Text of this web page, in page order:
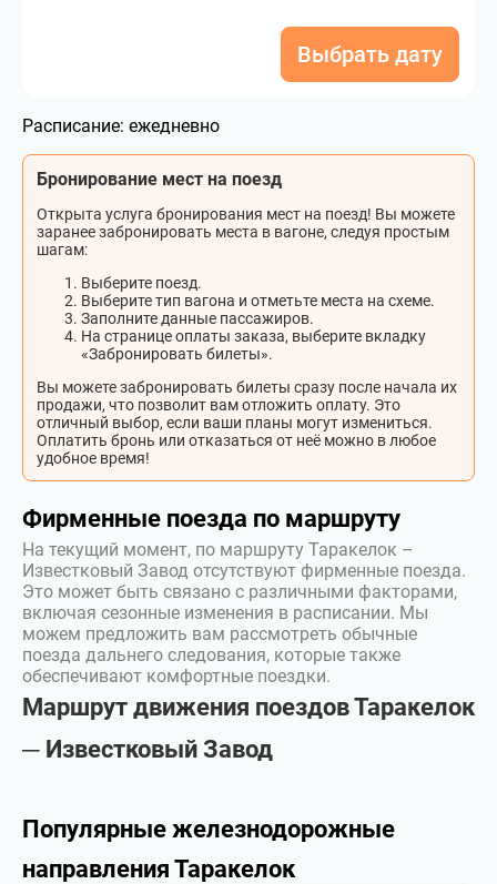
Выбрать дату
Расписание: ежедневно
Бронирование мест на поезд
Открыта услуга бронирования мест на поезд! Вы можете
заранее забронировать места в вагоне, следуя простым
шагам:
Выберите поезд.
Выберите тип вагона и отметьте места на схеме.
Заполните данные пассажиров.
На странице оплаты заказа, выберите вкладку
«Забронировать билеты».
Вы можете забронировать билеты сразу после начала их
продажи, что позволит вам отложить оплату. Это
отличный выбор, если ваши планы могут измениться.
Оплатить бронь или отказаться от неё можно в любое
удобное время!
Фирменные поезда по маршруту
На текущий момент, по маршруту Таракелок –
Известковый Завод отсутствуют фирменные поезда.
Это может быть связано с различными факторами,
включая сезонные изменения в расписании. Мы
можем предложить вам рассмотреть обычные
поезда дальнего следования, которые также
обеспечивают комфортные поездки.
Маршрут движения поездов Таракелок
─ Известковый Завод
Популярные железнодорожные
направления Таракелок